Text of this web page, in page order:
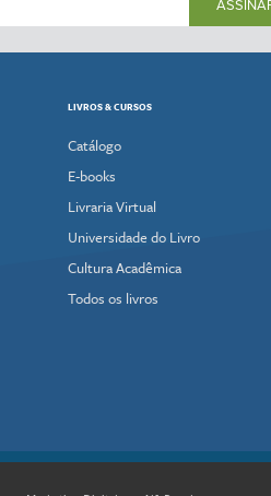
LIVROS & CURSOS
Catálogo
E-books
Livraria Virtual
Universidade do Livro
Cultura Acadêmica
Todos os livros